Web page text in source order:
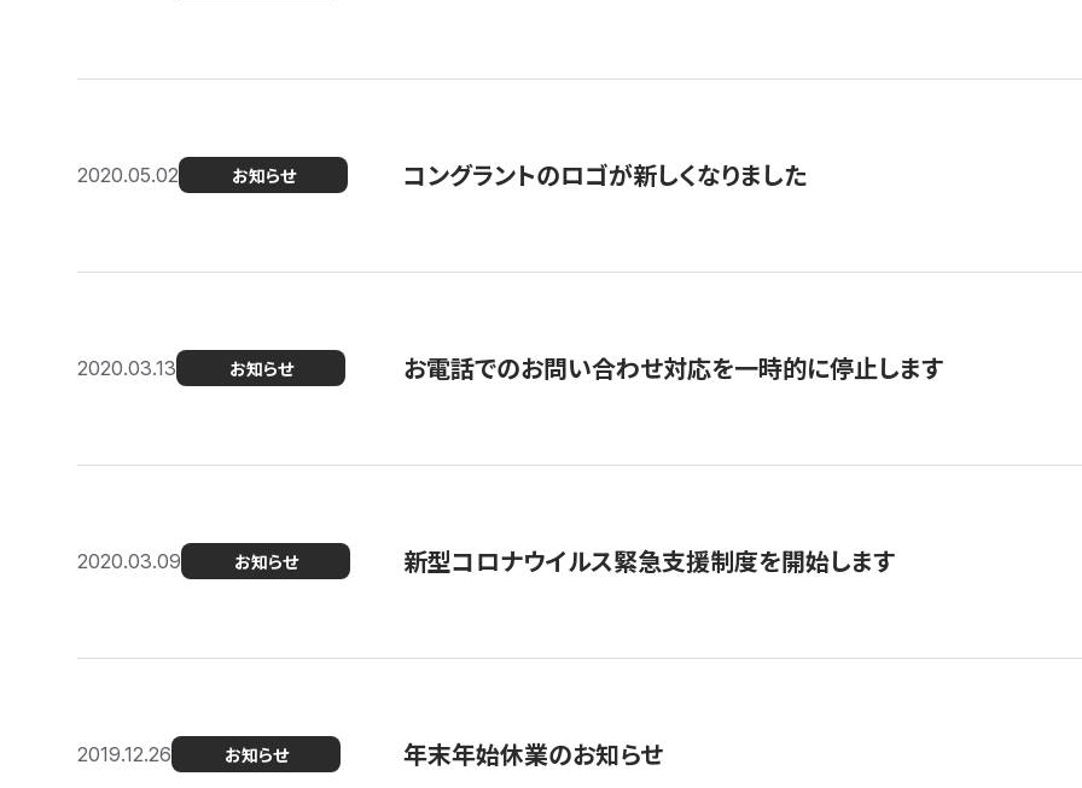
2020.05.02 お知らせ コングラントのロゴが新しくなりました
2020.03.13 お知らせ お電話でのお問い合わせ対応を一時的に停止します
2020.03.09 お知らせ 新型コロナウイルス緊急支援制度を開始します
2019.12.26 お知らせ 年末年始休業のお知らせ